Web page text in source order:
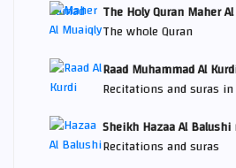
The Holy Quran Maher
The whole Quran
Raad Muhammad Al
Recitations and suras
Sheikh Hazaa Al
Recitations and suras